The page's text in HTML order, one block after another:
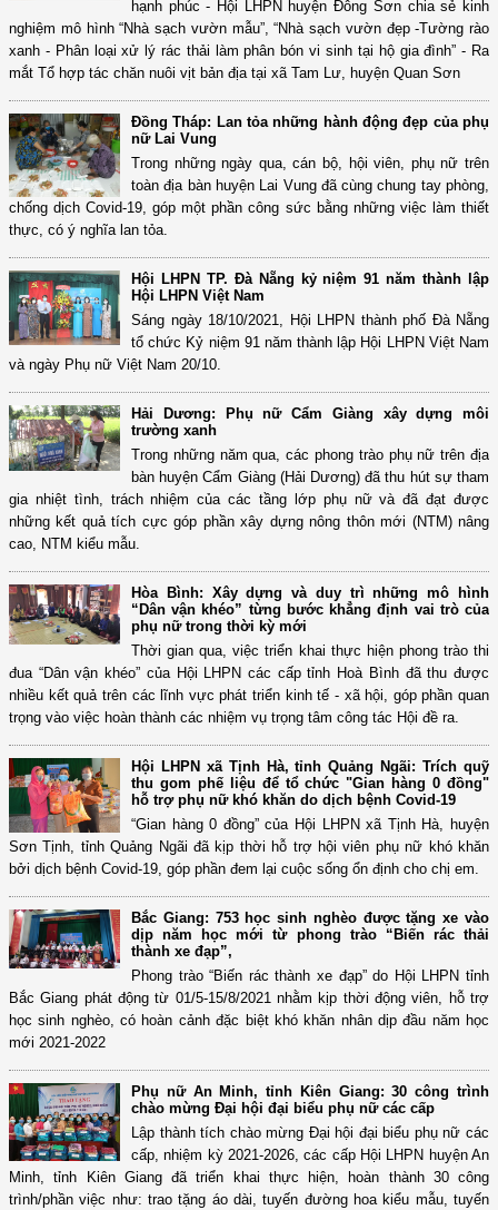
hạnh phúc - Hội LHPN huyện Đông Sơn chia sẻ kinh
nghiệm mô hình “Nhà sạch vườn mẫu”, “Nhà sạch vườn đẹp -Tường rào
xanh - Phân loại xử lý rác thải làm phân bón vi sinh tại hộ gia đình” - Ra
mắt Tổ hợp tác chăn nuôi vịt bản địa tại xã Tam Lư, huyện Quan Sơn
Đồng Tháp: Lan tỏa những hành động đẹp của phụ
nữ Lai Vung
Trong những ngày qua, cán bộ, hội viên, phụ nữ trên
toàn địa bàn huyện Lai Vung đã cùng chung tay phòng,
chống dịch Covid-19, góp một phần công sức bằng những việc làm thiết
thực, có ý nghĩa lan tỏa.
Hội LHPN TP. Đà Nẵng kỷ niệm 91 năm thành lập
Hội LHPN Việt Nam
Sáng ngày 18/10/2021, Hội LHPN thành phố Đà Nẵng
tổ chức Kỷ niệm 91 năm thành lập Hội LHPN Việt Nam
và ngày Phụ nữ Việt Nam 20/10.
Hải Dương: Phụ nữ Cẩm Giàng xây dựng môi
trường xanh
Trong những năm qua, các phong trào phụ nữ trên địa
bàn huyện Cẩm Giàng (Hải Dương) đã thu hút sự tham
gia nhiệt tình, trách nhiệm của các tầng lớp phụ nữ và đã đạt được
những kết quả tích cực góp phần xây dựng nông thôn mới (NTM) nâng
cao, NTM kiểu mẫu.
Hòa Bình: Xây dựng và duy trì những mô hình
“Dân vận khéo” từng bước khẳng định vai trò của
phụ nữ trong thời kỳ mới
Thời gian qua, việc triển khai thực hiện phong trào thi
đua “Dân vận khéo” của Hội LHPN các cấp tỉnh Hoà Bình đã thu được
nhiều kết quả trên các lĩnh vực phát triển kinh tế - xã hội, góp phần quan
trọng vào việc hoàn thành các nhiệm vụ trọng tâm công tác Hội đề ra.
Hội LHPN xã Tịnh Hà, tỉnh Quảng Ngãi: Trích quỹ
thu gom phế liệu để tổ chức "Gian hàng 0 đồng"
hỗ trợ phụ nữ khó khăn do dịch bệnh Covid-19
“Gian hàng 0 đồng” của Hội LHPN xã Tịnh Hà, huyện
Sơn Tịnh, tỉnh Quảng Ngãi đã kịp thời hỗ trợ hội viên phụ nữ khó khăn
bởi dịch bệnh Covid-19, góp phần đem lại cuộc sống ổn định cho chị em.
Bắc Giang: 753 học sinh nghèo được tặng xe vào
dịp năm học mới từ phong trào “Biến rác thải
thành xe đạp”,
Phong trào “Biến rác thành xe đạp” do Hội LHPN tỉnh
Bắc Giang phát động từ 01/5-15/8/2021 nhằm kịp thời động viên, hỗ trợ
học sinh nghèo, có hoàn cảnh đặc biệt khó khăn nhân dịp đầu năm học
mới 2021-2022
Phụ nữ An Minh, tỉnh Kiên Giang: 30 công trình
chào mừng Đại hội đại biểu phụ nữ các cấp
Lập thành tích chào mừng Đại hội đại biểu phụ nữ các
cấp, nhiệm kỳ 2021-2026, các cấp Hội LHPN huyện An
Minh, tỉnh Kiên Giang đã triển khai thực hiện, hoàn thành 30 công
trình/phần việc như: trao tặng áo dài, tuyến đường hoa kiểu mẫu, tuyến